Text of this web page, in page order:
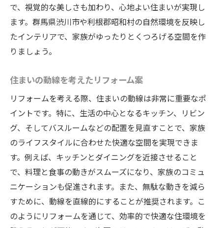
で、視覚的な美しさも加わり、心地よい住まいが実現し
ます。群馬県渋川市や利根郡昭和村の自然環境を反映し
たインテリアで、家族がゆったりとくつろげる空間を作
りましょう。
住まいの動線を考えたリフォーム案
リフォームを考える際、住まいの動線は非常に重要なポ
イントです。特に、生活の中心となるキッチン、リビン
グ、そしてバスルームなどの配置を見直すことで、家族
のライフスタイルに合わせた快適な空間を実現できま
す。例えば、キッチンとダイニングを近接させること
で、料理と食事の動きがスムーズになり、家族のコミュ
ニケーションも促進されます。また、無駄な動きを減ら
すために、動線を直線的にすることが推奨されます。こ
のようにリフォームを通じて、効率的で快適な住環境を